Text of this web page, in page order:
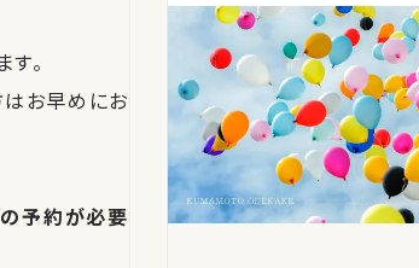
。
お早めにお
予約が必要